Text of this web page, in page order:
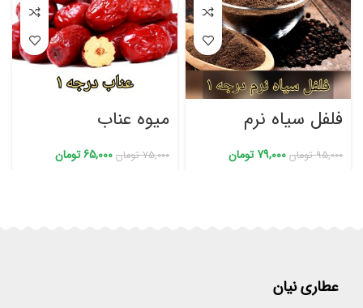
فلفل سیاه نرم
95,000 تومان 79,000 تومان
میوه عناب
75,000 تومان 65,000تومان
عطاری نیان